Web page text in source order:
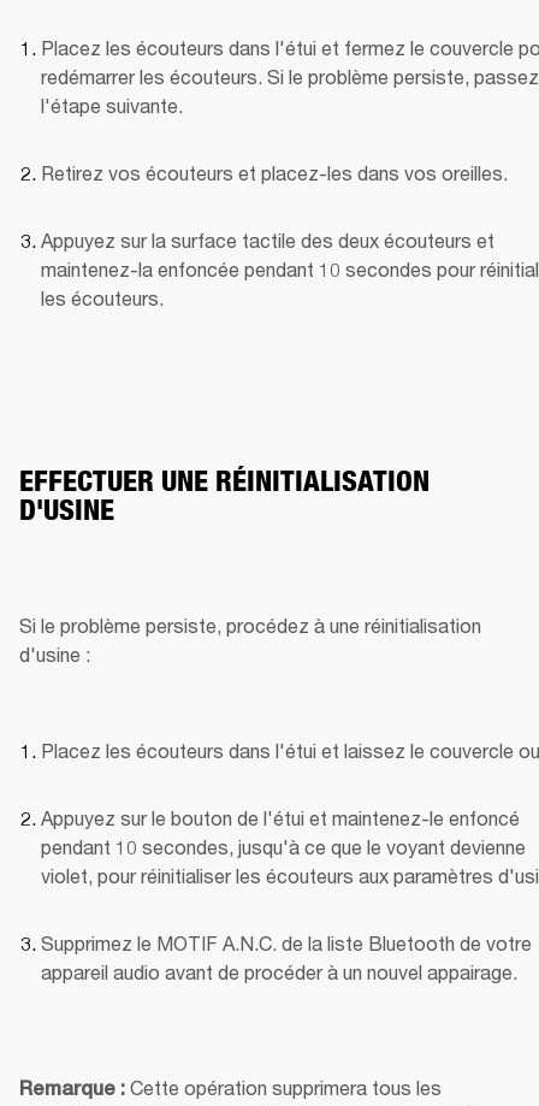
Placez les écouteurs dans l'étui et fermez le couvercle
redémarrer les écouteurs. Si le problème persiste,
l'étape suivante.
Retirez vos écouteurs et placez-les dans vos oreilles.
Appuyez sur la surface tactile des deux écouteurs et
maintenez-la enfoncée pendant 10 secondes pour
les écouteurs.
EFFECTUER UNE RÉINITIALISATION
D'USINE
Si le problème persiste, procédez à une réinitialisation
d'usine :
Placez les écouteurs dans l'étui et laissez le couvercle
Appuyez sur le bouton de l'étui et maintenez-le enfoncé
pendant 10 secondes, jusqu'à ce que le voyant devienne
violet, pour réinitialiser les écouteurs aux paramètres
Supprimez le MOTIF A.N.C. de la liste Bluetooth de votre
appareil audio avant de procéder à un nouvel appairage.
Remarque : Cette opération supprimera tous les